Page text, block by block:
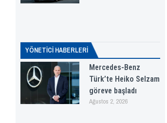
YÖNETICI HABERLERI
Mercedes-Benz
Türk’te Heiko Selzam
göreve başladı
Ağustos 2, 2026